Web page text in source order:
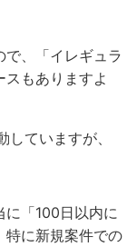
、「イレギュラ
もありますよ
ていますが、
に「100日以内に
特に新規案件での